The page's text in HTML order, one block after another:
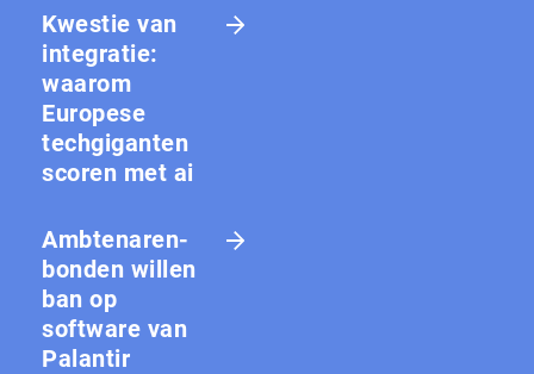
Kwestie van
integratie:
waarom
Europese
techgiganten
scoren met ai
Amb­te­na­ren­
bon­den willen
ban op
software van
Palantir